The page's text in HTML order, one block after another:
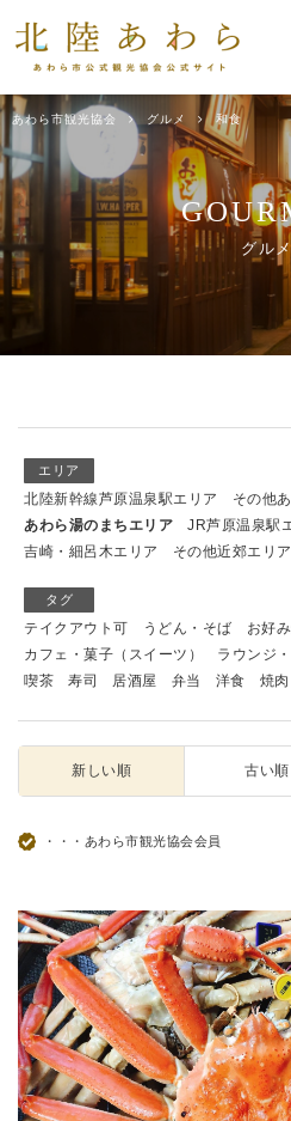
あわら市観光協会 グルメ 和食
グル
エリア
北陸新幹線芦原温泉駅エリア
その他
あわら湯のまちエリア
JR芦原温泉駅
吉崎・細呂木エリア
その他近郊エリア
タグ
テイクアウト可 うどん・そば
お好
カフェ・菓子（スイーツ）
ラウンジ
喫茶
寿司 居酒屋 弁当 洋食 焼
新しい順 古い順
・・・あわら市観光協会会員